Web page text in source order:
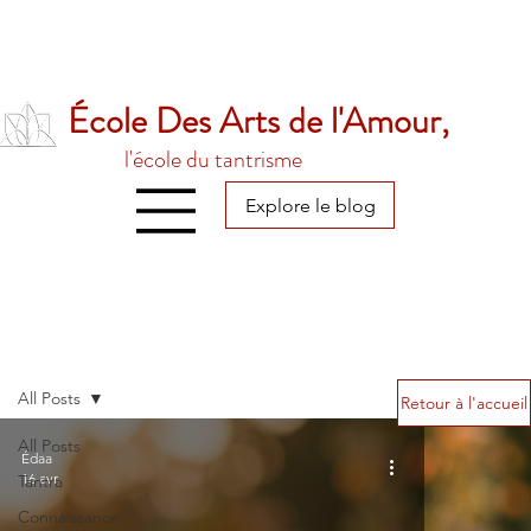
École Des Arts de l'Amour,
l'école du tantrisme
Explore le blog
All Posts
Tantra
Connaissance
All Posts
Édaa
16 avr.
Retour à l'accueil